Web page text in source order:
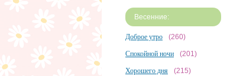
Весенние:
Доброе утро (260)
Спокойной ночи (201)
Хорошего дня (215)